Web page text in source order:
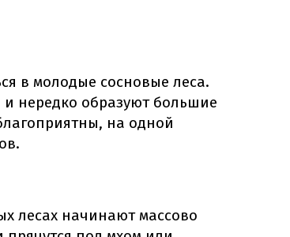
в молодые сосновые леса.
нередко образуют большие
на одной
лесах начинают массово